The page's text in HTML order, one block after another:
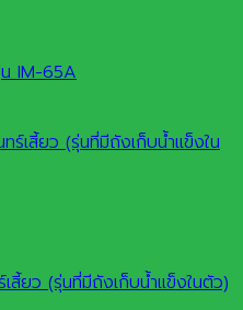
IM-65A
สี้ยว (รุ่นที่มีถังเก็บน้ำแข็งในตัว)